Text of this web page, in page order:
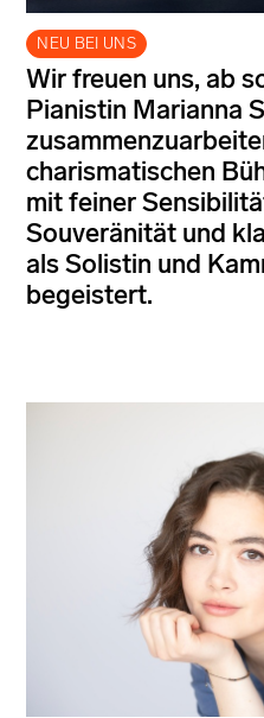
NEU BEI UNS
Wir freuen uns, ab
Pianistin Marianna
charismatischen
mit feiner
Souveränität und
als Solistin und
begeistert.